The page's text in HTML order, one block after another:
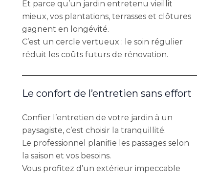
Et parce qu’un jardin entretenu vieillit
mieux, vos plantations, terrasses et clôtures
gagnent en longévité.
C’est un cercle vertueux : le soin régulier
réduit les coûts futurs de rénovation.
Le confort de l’entretien sans effort
Confier l’entretien de votre jardin à un
paysagiste, c’est choisir la tranquillité.
Le professionnel planifie les passages selon
la saison et vos besoins.
Vous profitez d’un extérieur impeccable